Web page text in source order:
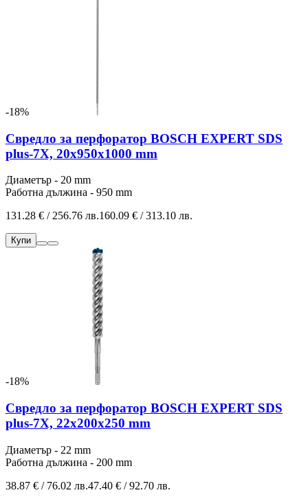
-18%
Свредло за перфоратор BOSCH EXPERT SDS
plus-7X, 20x950x1000 mm
Диаметър - 20 mm
Работна дължина - 950 mm
131.28 € / 256.76 лв.160.09 € / 313.10 лв.
Купи
-18%
Свредло за перфоратор BOSCH EXPERT SDS
plus-7X, 22x200x250 mm
Диаметър - 22 mm
Работна дължина - 200 mm
38.87 € / 76.02 лв.47.40 € / 92.70 лв.